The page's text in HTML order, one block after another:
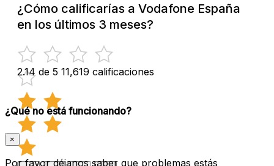
¿Cómo calificarías a Vodafone España
en los últimos 3 meses?
2.14 de 5 11,619 calificaciones
¿Qué no está funcionando?
×
Por favor déjanos saber que problemas estás